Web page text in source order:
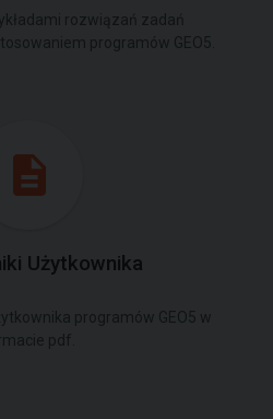
Użytkownika